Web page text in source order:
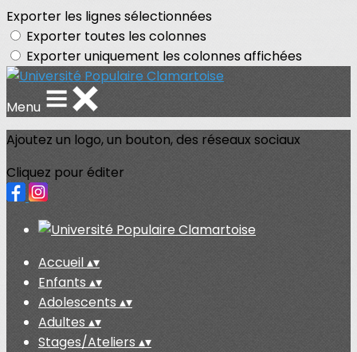
Exporter les lignes sélectionnées
Exporter toutes les colonnes
Exporter uniquement les colonnes affichées
Menu
Ajoutez un logo, un bouton, des réseaux sociaux
Cliquez pour éditer
Accueil▴▾
Enfants▴▾
Adolescents ▴▾
Adultes ▴▾
Stages/Ateliers▴▾